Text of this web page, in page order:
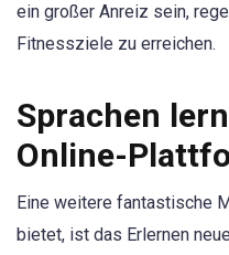
ein großer Anreiz sein,
Fitnessziele zu erreichen.
Sprachen
Online-
Eine weitere fantastische
bietet, ist das Erlernen